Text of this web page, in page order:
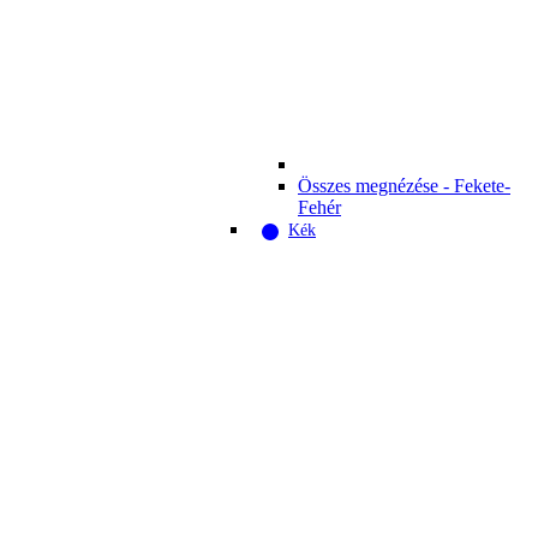
Összes megnézése - Fekete-
Fehér
Kék